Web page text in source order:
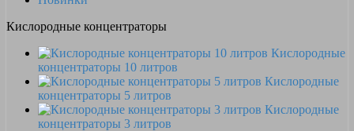
Кислородные концентраторы
Кислородные
концентраторы 10 литров
Кислородные
концентраторы 5 литров
Кислородные
концентраторы 3 литров